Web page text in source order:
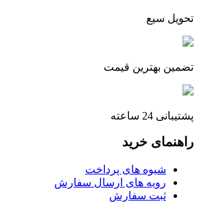
تحویل سیع
تضمین بهترین قیمت
پشتیبانی 24 ساعته
راهنمای خرید
شیوه های پرداخت
رویه های ارسال سفارش
ثبت سفارش